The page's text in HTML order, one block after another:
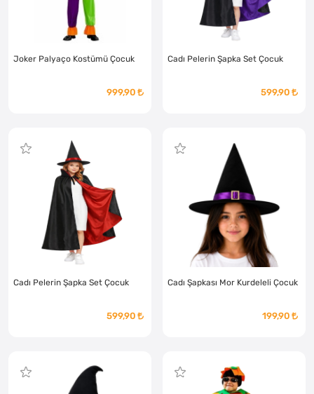
Joker Palyaço Kostümü Çocuk
999,90
Cadı Pelerin Şapka Set Çocuk
599,90
Cadı Pelerin Şapka Set Çocuk
599,90
Cadı Şapkası Mor Kurdeleli Çocuk
199,90